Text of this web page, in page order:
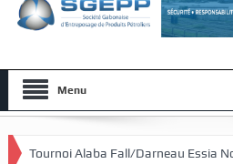
Menu
Alaba Fall/Darneau Essia Ndong : «